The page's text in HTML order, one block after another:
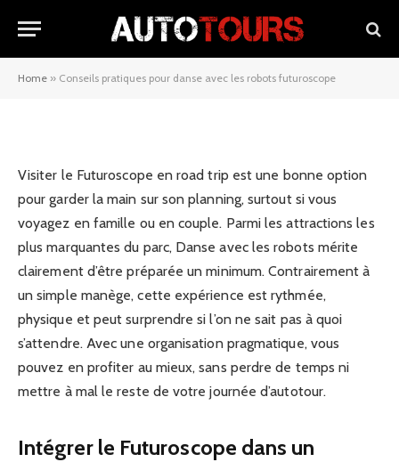
Home » Conseils pratiques pour danse avec les robots futuroscope
Conseils pratiques pour danse
avec les robots futuroscope
Visiter le Futuroscope en road trip est une bonne option
pour garder la main sur son planning, surtout si vous
voyagez en famille ou en couple. Parmi les attractions les
plus marquantes du parc, Danse avec les robots mérite
clairement d’être préparée un minimum. Contrairement à
un simple manège, cette expérience est rythmée,
physique et peut surprendre si l’on ne sait pas à quoi
s’attendre. Avec une organisation pragmatique, vous
pouvez en profiter au mieux, sans perdre de temps ni
mettre à mal le reste de votre journée d’autotour.
Intégrer le Futuroscope dans un